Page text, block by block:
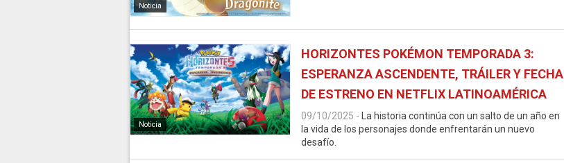
Noticia
Noticia
HORIZONTES POKÉMON TEMPORADA 3:
ESPERANZA ASCENDENTE, TRÁILER Y FECHA
DE ESTRENO EN NETFLIX LATINOAMÉRICA
09/10/2025 -
La historia continúa con un salto de un año en
la vida de los personajes donde enfrentarán un nuevo
desafío.